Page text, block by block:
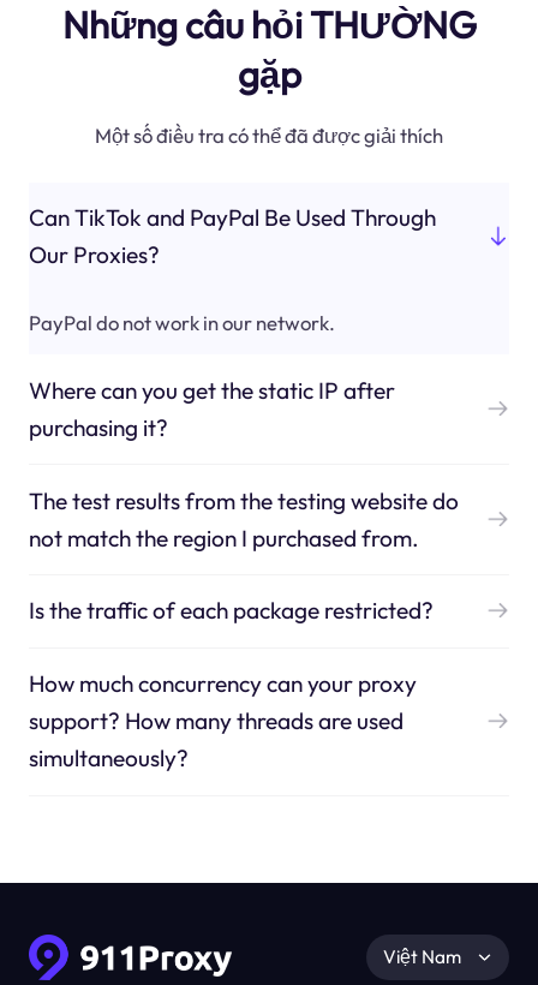
Những câu hỏi THƯỜNG
gặp
Một số điều tra có thể đã được giải thích
Can TikTok and PayPal Be Used Through
Our Proxies?
PayPal do not work in our network.
Where can you get the static IP after
purchasing it?
The test results from the testing website do
not match the region I purchased from.
Is the traffic of each package restricted?
How much concurrency can your proxy
support? How many threads are used
simultaneously?
Việt Nam